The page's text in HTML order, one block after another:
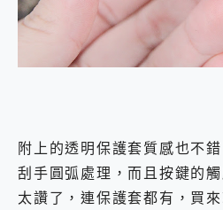
附上的透明保護套質感也不
刮手圓弧處理，而且按鍵的
太讚了，連保護套都有，買